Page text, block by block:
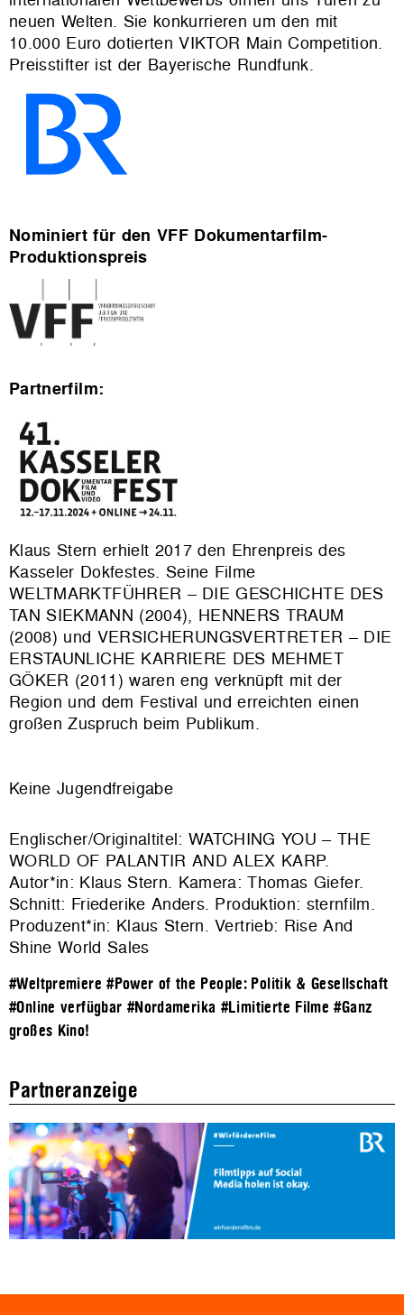
neuen Welten. Sie konkurrieren um den mit
10.000 Euro dotierten VIKTOR Main Competition.
Preisstifter ist der Bayerische Rundfunk.
Nominiert für den VFF Dokumentarfilm-
Produktionspreis
Partnerfilm:
Klaus Stern erhielt 2017 den Ehrenpreis des
Kasseler Dokfestes. Seine Filme
WELTMARKTFÜHRER – DIE GESCHICHTE DES
TAN SIEKMANN (2004), HENNERS TRAUM
(2008) und VERSICHERUNGSVERTRETER – DIE
ERSTAUNLICHE KARRIERE DES MEHMET
GÖKER (2011) waren eng verknüpft mit der
Region und dem Festival und erreichten einen
großen Zuspruch beim Publikum.
Keine Jugendfreigabe
Englischer/Originaltitel: WATCHING YOU – THE
WORLD OF PALANTIR AND ALEX KARP.
Autor*in: Klaus Stern. Kamera: Thomas Giefer.
Schnitt: Friederike Anders. Produktion: sternfilm.
Produzent*in: Klaus Stern. Vertrieb: Rise And
Shine World Sales
#Weltpremiere #Power of the People: Politik & Gesellschaft
#Online verfügbar #Nordamerika #Limitierte Filme #Ganz
großes Kino!
Partneranzeige